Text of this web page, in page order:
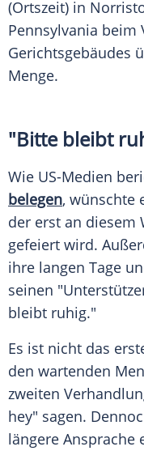
(Ortszeit) in
Pennsylvania beim
Gerichtsgebäudes
Menge.
"Bitte bleibt
Wie US-Medien
belegen, wünschte
der erst an diesem
gefeiert wird.
ihre langen Tage
seinen
bleibt ruhig."
Es ist nicht das
den wartenden
zweiten
hey" sagen.
längere Ansprache